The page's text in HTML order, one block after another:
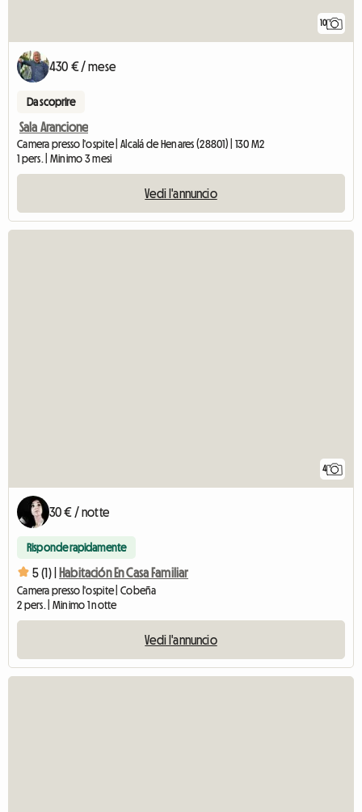
10
430 € / mese
Da scoprire
Sala Arancione
Camera presso l'ospite | Alcalá de Henares (28801) | 130 M2
1 pers. | Minimo 3 mesi
Vedi l'annuncio
4
30 € / notte
Risponde rapidamente
5 (1) | Habitación En Casa Familiar
Camera presso l'ospite | Cobeña
2 pers. | Minimo 1 notte
Vedi l'annuncio